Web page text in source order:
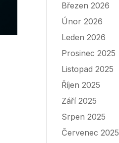
Březen 2026
Únor 2026
Leden 2026
Prosinec 2025
Listopad 2025
Říjen 2025
Září 2025
Srpen 2025
Červenec 2025